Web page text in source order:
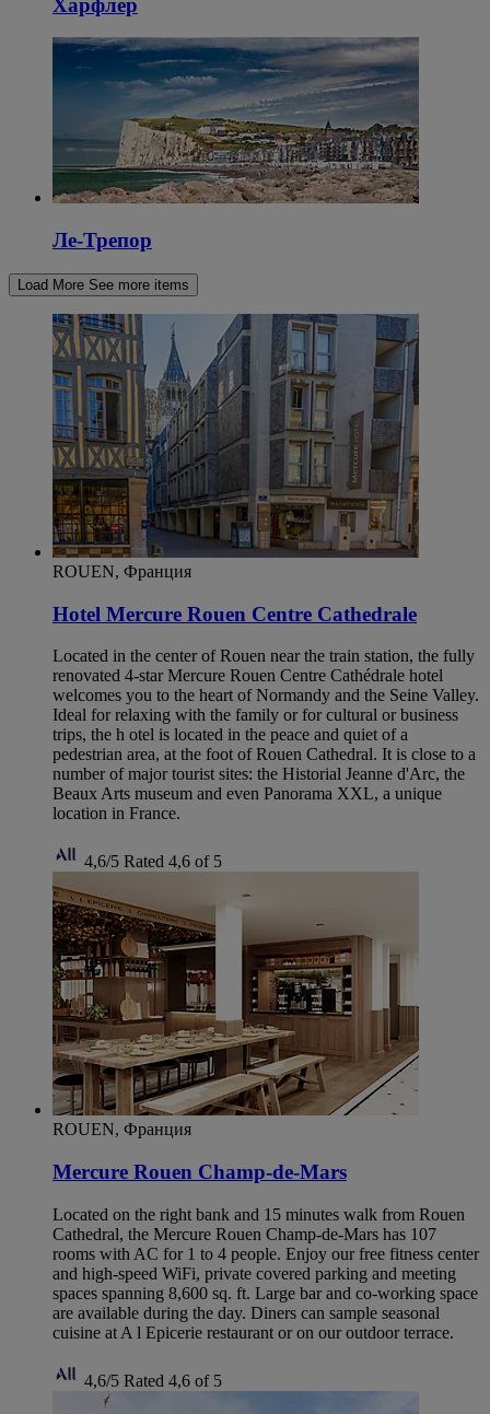
Ле-Трепор
Load More See more items
ROUEN, Франция
Hotel Mercure Rouen Centre Cathedrale
Located in the center of Rouen near the train station, the fully
renovated 4-star Mercure Rouen Centre Cathédrale hotel
welcomes you to the heart of Normandy and the Seine Valley.
Ideal for relaxing with the family or for cultural or business
trips, the h otel is located in the peace and quiet of a
pedestrian area, at the foot of Rouen Cathedral. It is close to a
number of major tourist sites: the Historial Jeanne d'Arc, the
Beaux Arts museum and even Panorama XXL, a unique
location in France.
4,6/5 Rated 4,6 of 5
ROUEN, Франция
Mercure Rouen Champ-de-Mars
Located on the right bank and 15 minutes walk from Rouen
Cathedral, the Mercure Rouen Champ-de-Mars has 107
rooms with AC for 1 to 4 people. Enjoy our free fitness center
and high-speed WiFi, private covered parking and meeting
spaces spanning 8,600 sq. ft. Large bar and co-working space
are available during the day. Diners can sample seasonal
cuisine at A l Epicerie restaurant or on our outdoor terrace.
4,6/5 Rated 4,6 of 5